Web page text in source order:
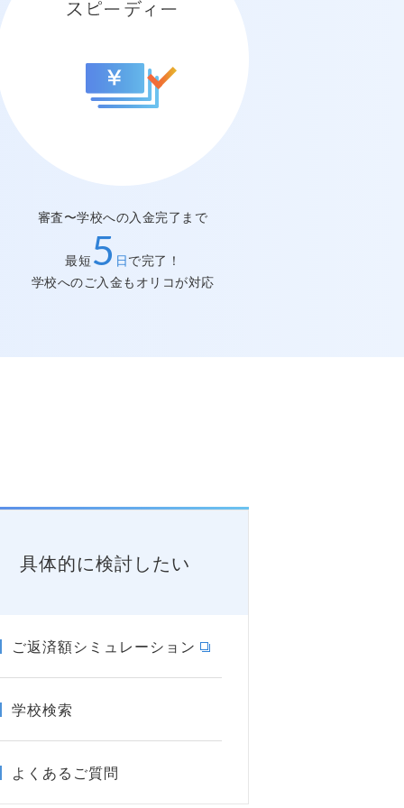
ピーディー
審査〜学校への入金完了まで
最短 5 日で完了！
学校へのご入金もオリコが対応
具体的に検討したい
ご返済額シミュレーション
学校検索
よくあるご質問